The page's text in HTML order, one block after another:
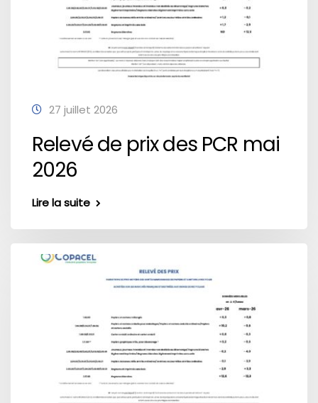
27 juillet 2026
Relevé de prix des PCR mai
2026
Lire la suite